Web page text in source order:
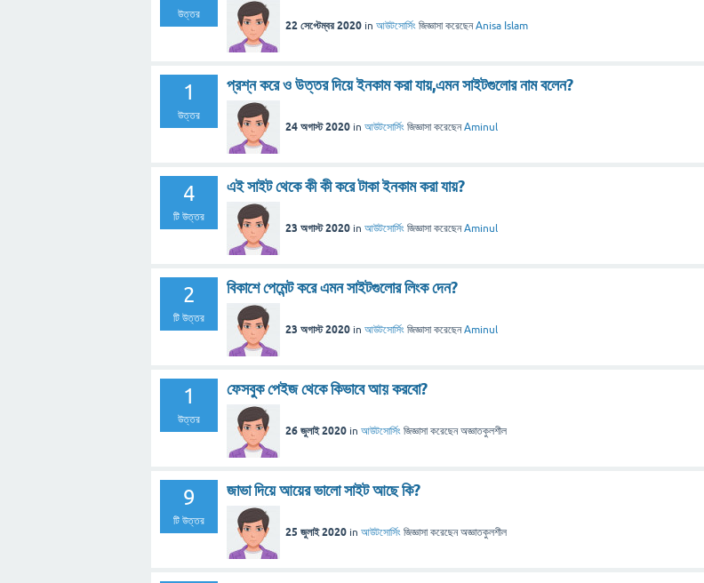
উত্তর
22 সেপ্টেম্বর 2020 in আউটসোর্সিং জিজ্ঞাসা করেছেনAnisa Islam
1
উত্তর
প্রশ্ন করে ও উত্তর দিয়ে ইনকাম করা যায়,এমন সাইটগুলোর নাম বলেন?
24 অগাস্ট 2020 in আউটসোর্সিং জিজ্ঞাসা করেছেনAminul
4
টি উত্তর
এই সাইট থেকে কী কী করে টাকা ইনকাম করা যায়?
23 অগাস্ট 2020 in আউটসোর্সিং জিজ্ঞাসা করেছেনAminul
2
টি উত্তর
বিকাশে পেমেন্ট করে এমন সাইটগুলোর লিংক দেন?
23 অগাস্ট 2020 in আউটসোর্সিং জিজ্ঞাসা করেছেনAminul
1
উত্তর
ফেসবুক পেইজ থেকে কিভাবে আয় করবো?
26 জুলাই 2020 in আউটসোর্সিং জিজ্ঞাসা করেছেনঅজ্ঞাতকুলশীল
9
টি উত্তর
জাভা দিয়ে আয়ের ভালো সাইট আছে কি?
25 জুলাই 2020 in আউটসোর্সিং জিজ্ঞাসা করেছেনঅজ্ঞাতকুলশীল